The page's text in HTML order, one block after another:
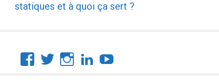
statiques et à quoi ça sert ?
Facebook
TwitterInstagram
LinkedIn